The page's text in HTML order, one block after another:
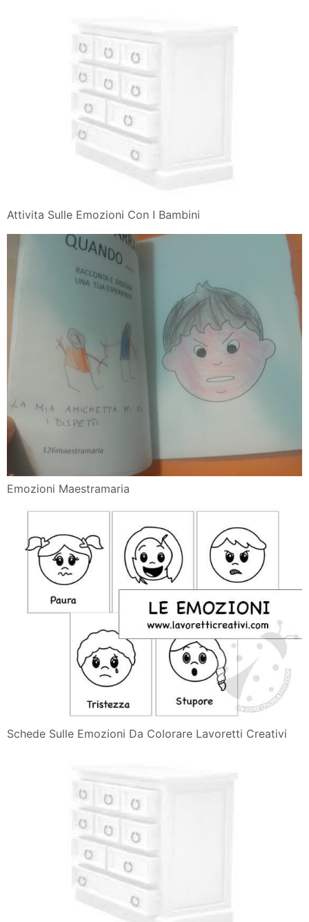
Attivita Sulle Emozioni Con I Bambini
Emozioni Maestramaria
Schede Sulle Emozioni Da Colorare Lavoretti Creativi